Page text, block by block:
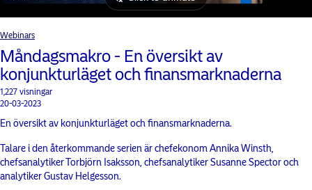
Webinars
Måndagsmakro - En översikt av
konjunkturläget och finansmarknaderna
1,227 visningar
20-03-2023
En översikt av konjunkturläget och finansmarknaderna.
Talare i den återkommande serien är chefekonom Annika Winsth,
chefsanalytiker Torbjörn Isaksson, chefsanalytiker Susanne Spector och
analytiker Gustav Helgesson.